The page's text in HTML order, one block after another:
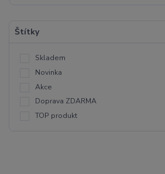
Štítky
Skladem
Novinka
Akce
Doprava ZDARMA
TOP produkt